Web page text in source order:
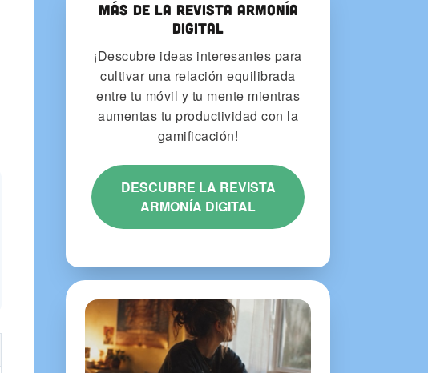
Más de la Revista Armonía
Digital
¡Descubre ideas interesantes para
cultivar una relación equilibrada
entre tu móvil y tu mente mientras
aumentas tu productividad con la
gamificación!
DESCUBRE LA REVISTA
ARMONÍA DIGITAL